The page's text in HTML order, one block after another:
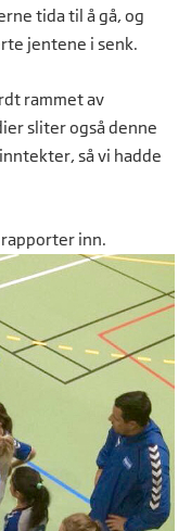
tida til å gå, og
jentene i senk.
rammet av
sliter også denne
så vi hadde
inn.